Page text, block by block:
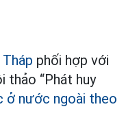
phối hợp với
thảo “Phát huy
ở nước ngoài theo